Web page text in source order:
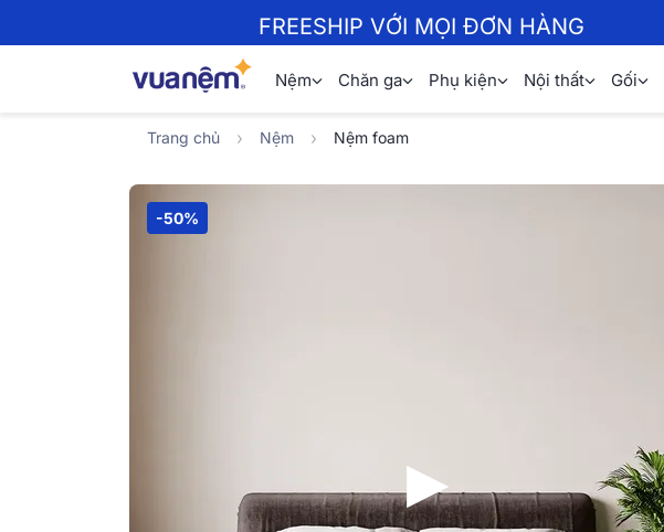
FREESHIP VỚI MỌI ĐƠN HÀNG
Nệm Chăn ga Phụ kiện Nội thất Gối
Trang chủ Nệm Nệm foam
-50%
▶